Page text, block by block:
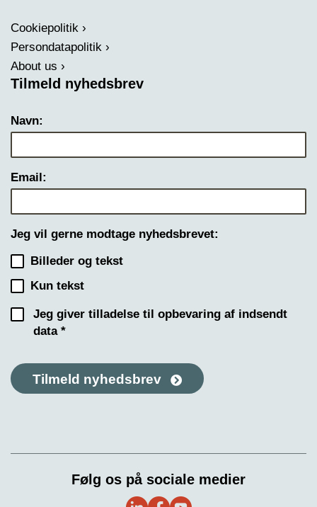
Cookiepolitik
Persondatapolitik
About us
Tilmeld nyhedsbrev
Navn:
Email:
Jeg vil gerne modtage nyhedsbrevet:
Billeder og tekst
Kun tekst
Jeg giver tilladelse til opbevaring af indsendt
data *
Tilmeld nyhedsbrev
Følg os på sociale medier